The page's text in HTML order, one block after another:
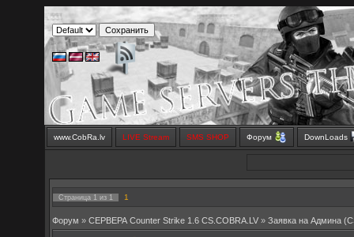
www.CobRa.lv LIVE Stream SMS SHOP Форум DownLoads
Страница 1 из 1 1
Форум » СЕРВЕРА Counter Strike 1.6 CS.COBRA.LV » Заявка на Aдмина